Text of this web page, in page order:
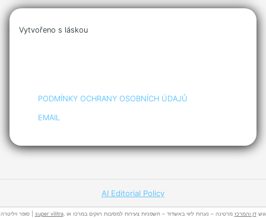
Vytvořeno s láskou
PODMÍNKY OCHRANY OSOBNÍCH ÚDAJŮ
EMAIL
AI Editorial Policy
סופר ויליטרה | super vilitra . גושדן והמרכז מרטינה – נערות ליווי באשדוד – חשפניות צעירות למסיבות רווקים במרכז או